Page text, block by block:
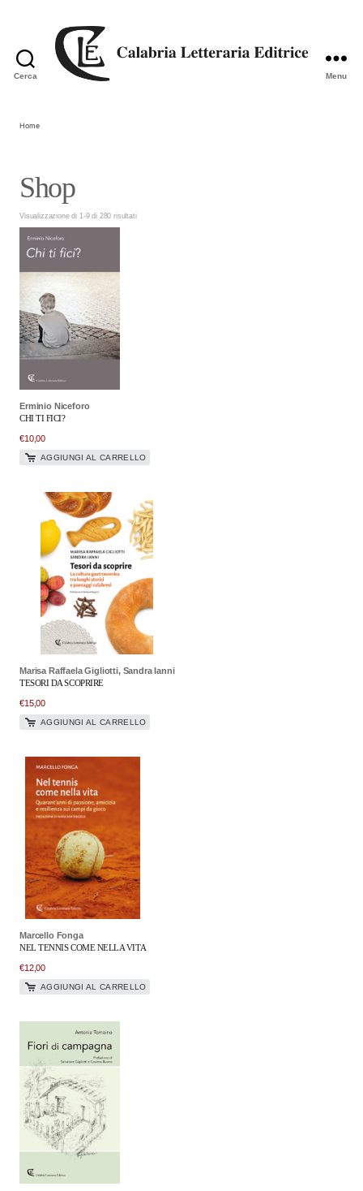
Cerca Menu
Home
Shop
Visualizzazione di 1-9 di 280 risultati
Erminio Niceforo
CHI TI FICI?
€10,00
AGGIUNGI AL CARRELLO
Marisa Raffaela Gigliotti, Sandra Ianni
TESORI DA SCOPRIRE
€15,00
AGGIUNGI AL CARRELLO
Marcello Fonga
NEL TENNIS COME NELLA VITA
€12,00
AGGIUNGI AL CARRELLO